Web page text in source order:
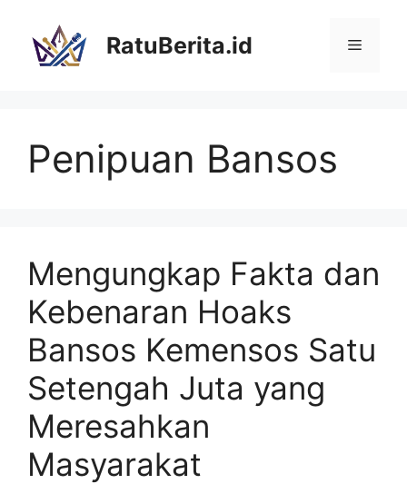
RatuBerita.id Menu
Penipuan Bansos
Mengungkap Fakta dan
Kebenaran Hoaks
Bansos Kemensos Satu
Setengah Juta yang
Meresahkan
Masyarakat